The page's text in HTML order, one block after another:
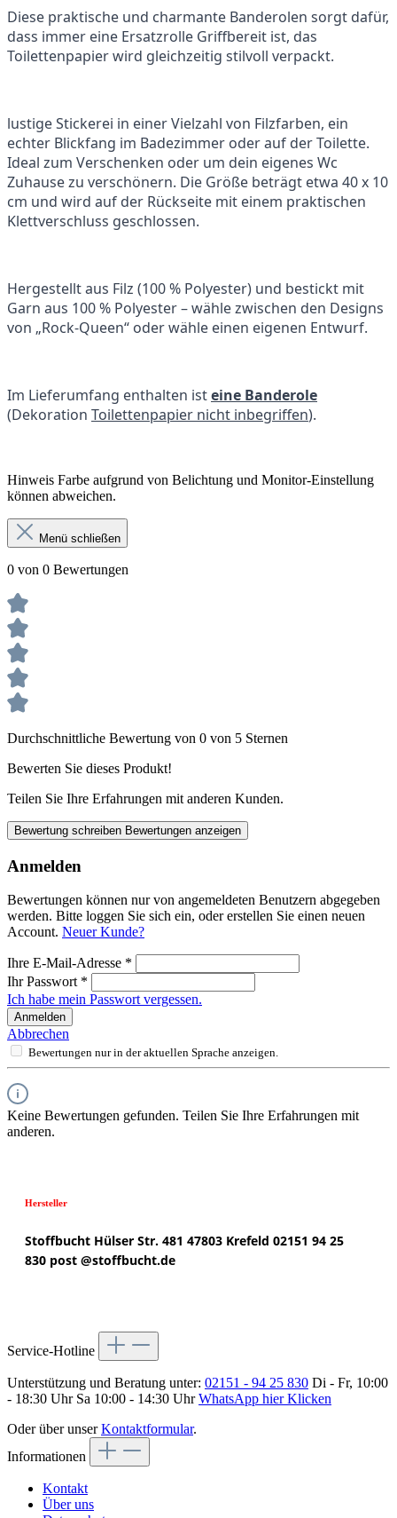
Diese praktische und charmante Banderolen sorgt dafür,
dass immer eine Ersatzrolle Griffbereit ist, das
Toilettenpapier wird gleichzeitig stilvoll verpackt.
lustige Stickerei in einer Vielzahl von Filzfarben, ein
echter Blickfang im Badezimmer oder auf der Toilette.
Ideal zum Verschenken oder um dein eigenes Wc
Zuhause zu verschönern. Die Größe beträgt etwa 40 x 10
cm und wird auf der Rückseite mit einem praktischen
Klettverschluss geschlossen.
Hergestellt aus Filz (100 % Polyester) und bestickt mit
Garn aus 100 % Polyester – wähle zwischen den Designs
von „Rock-Queen“ oder wähle einen eigenen Entwurf.
Im Lieferumfang enthalten isteine Banderole
(Dekoration Toilettenpapier nicht inbegriffen).
Hinweis Farbe aufgrund von Belichtung und Monitor-Einstellung
können abweichen.
Menü schließen
0 von 0 Bewertungen
Durchschnittliche Bewertung von 0 von 5 Sternen
Bewerten Sie dieses Produkt!
Teilen Sie Ihre Erfahrungen mit anderen Kunden.
Bewertung schreiben Bewertungen anzeigen
Anmelden
Bewertungen können nur von angemeldeten Benutzern abgegeben
werden. Bitte loggen Sie sich ein, oder erstellen Sie einen neuen
Account. Neuer Kunde?
Ihre E-Mail-Adresse *
Ihr Passwort *
Ich habe mein Passwort vergessen.
Anmelden
Abbrechen
Bewertungen nur in der aktuellen Sprache anzeigen.
Keine Bewertungen gefunden. Teilen Sie Ihre Erfahrungen mit
anderen.
Hersteller
Stoffbucht Hülser Str. 481 47803 Krefeld 02151 94 25
830 post @stoffbucht.de
Service-Hotline
Unterstützung und Beratung unter: 02151 - 94 25 830 Di - Fr, 10:00
- 18:30 Uhr Sa 10:00 - 14:30 UhrWhatsApp hier Klicken
Oder über unserKontaktformular.
Informationen
Kontakt
Über uns